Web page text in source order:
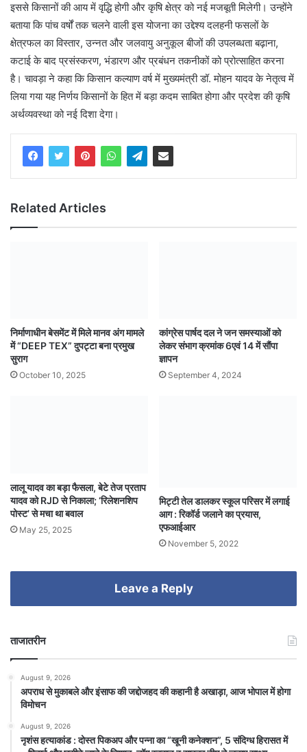
इससे किसानों की आय में वृद्धि होगी और कृषि क्षेत्र को नई मजबूती मिलेगी। उन्होंने
बताया कि पांच वर्षों तक चलने वाली इस योजना का उद्देश्य दलहनी फसलों के
क्षेत्रफल का विस्तार, उन्नत और जलवायु अनुकूल बीजों की उपलब्धता बढ़ाना,
कटाई के बाद प्रसंस्करण, भंडारण और प्रबंधन तकनीकों को प्रोत्साहित करना
है। चावड़ा ने कहा कि किसान कल्याण वर्ष में मुख्यमंत्री डॉ. मोहन यादव के नेतृत्व में
लिया गया यह निर्णय किसानों के हित में बड़ा कदम साबित होगा और प्रदेश की कृषि
अर्थव्यवस्था को नई दिशा देगा।
Related Articles
निर्माणाधीन बेसमेंट में मिले मानव अंग मामले
में “DEEP TEX” दुपट्टा बना प्रमुख
सुराग
October 10, 2025
कांग्रेस पार्षद दल ने जन समस्याओं को
लेकर संभाग क्रमांक 6एवं 14 में सौंपा
ज्ञापन
September 4, 2024
लालू यादव का बड़ा फैसला, बेटे तेज प्रताप
यादव को RJD से निकाला; ‘रिलेशनशिप
पोस्ट’ से मचा था बवाल
May 25, 2025
मिट्टी तेल डालकर स्कूल परिसर में लगाई
आग : रिकॉर्ड जलाने का प्रयास,
एफआईआर
November 5, 2022
Leave a Reply
ताजातरीन
August 9, 2026
अपराध से मुकाबले और इंसाफ की जद्दोजहद की कहानी है अखाड़ा, आज भोपाल में होगा
विमोचन
August 9, 2026
नृशंस हत्याकांड : दोस्त पिकअप और पन्ना का “खूनी कनेक्शन”, 5 संदिग्ध हिरासत में